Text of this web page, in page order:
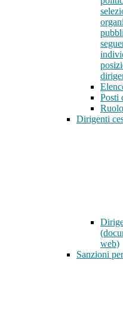
Posti
Dirigenti
web)
Sanzioni